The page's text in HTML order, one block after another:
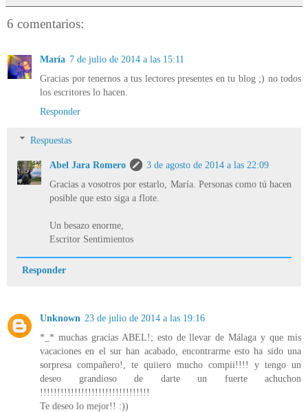
6 comentarios:
María 7 de julio de 2014 a las 15:11
Gracias por tenernos a tus lectores presentes en tu blog ;) no todos
los escritores lo hacen.
Responder
Respuestas
Abel Jara Romero
3 de agosto de 2014 a las 22:09
Gracias a vosotros por estarlo, María. Personas como tú hacen
posible que esto siga a flote.
Un besazo enorme,
Escritor Sentimientos
Responder
Unknown 23 de julio de 2014 a las 19:16
*_* muchas gracias ABEL!; esto de llevar de Málaga y que mis
vacaciones en el sur han acabado, encontrarme esto ha sido una
sorpresa compañero!, te quiiero mucho compii!!!! y tengo un
deseo grandioso de darte un fuerte achuchon
!!!!!!!!!!!!!!!!!!!!!!!!!!!!!!!!
Te deseo lo mejor!! :))